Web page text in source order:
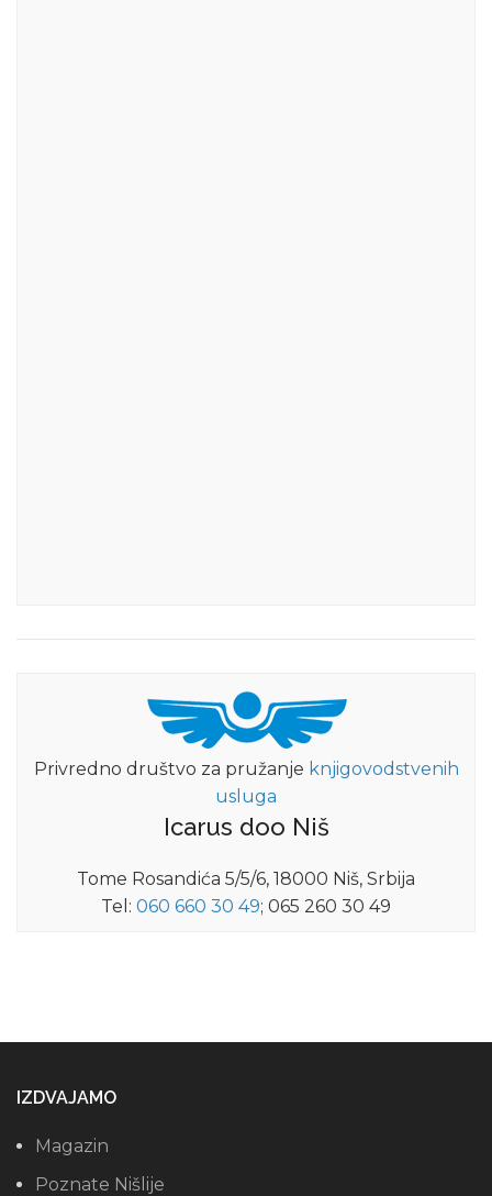
Privredno društvo za pružanje knjigovodstvenih
usluga
Icarus doo Niš
Tome Rosandića 5/5/6, 18000 Niš, Srbija
Tel: 060 660 30 49; 065 260 30 49
IZDVAJAMO
Magazin
Poznate Nišlije